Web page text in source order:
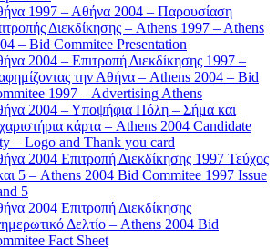
1997 – Αθήνα 2004 – Παρουσίαση
Διεκδίκησης – Athens 1997 – Athens
– Bid Commitee Presentation
2004 – Επιτροπή Διεκδίκησης 1997 –
την Αθήνα – Athens 2004 – Bid
1997 – Advertising Athens
2004 – Υποψήφια Πόλη – Σήμα και
κάρτα – Athens 2004 Candidate
– Logo and Thank you card
2004 Επιτροπή Διεκδίκησης 1997 Τεύχος
5 – Athens 2004 Bid Commitee 1997 Issue
5
2004 Επιτροπή Διεκδίκησης
Δελτίο – Athens 2004 Bid
Fact Sheet